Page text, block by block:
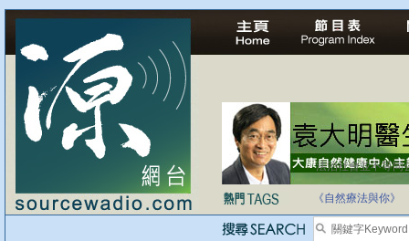
法治社會並不等同
自家教育合法化-
《自然療法與你》